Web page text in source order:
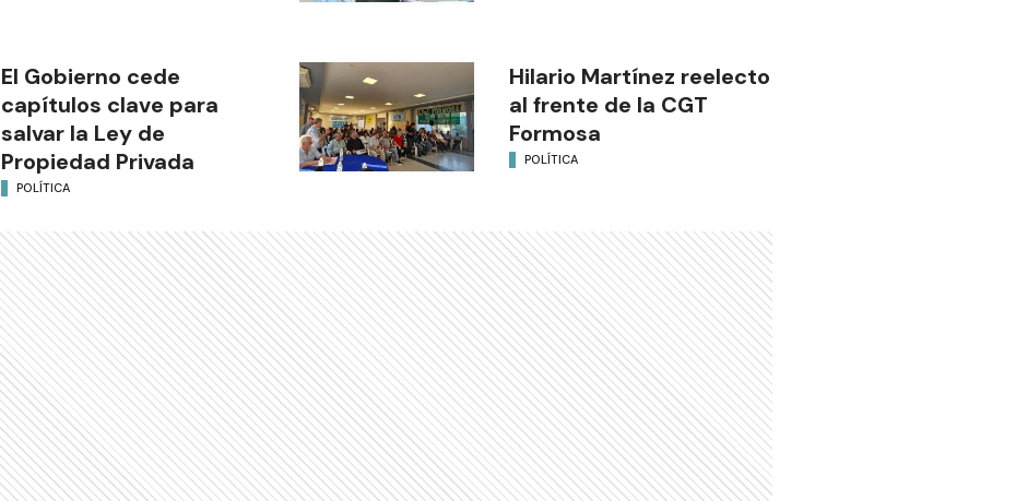
El Gobierno cede
capítulos clave para
salvar la Ley de
Propiedad Privada
POLÍTICA
Hilario Martínez reelecto
al frente de la CGT
Formosa
POLÍTICA